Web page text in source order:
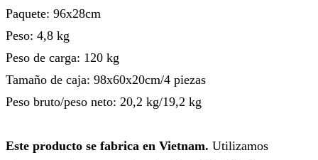
Paquete: 96x28cm
Peso: 4,8 kg
Peso de carga: 120 kg
Tamaño de caja: 98x60x20cm/4 piezas
Peso bruto/peso neto: 20,2 kg/19,2 kg
Este producto se fabrica en Vietnam. Utilizamos